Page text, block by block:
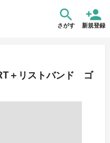
さがす 新規登録
＋リストバンド ゴ